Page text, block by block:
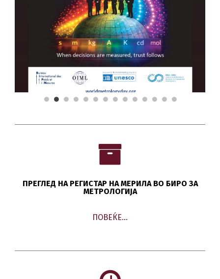
Повеќе
ПРЕГЛЕД НА РЕГИСТАР НА МЕРИЛА ВО БИРО ЗА
МЕТРОЛОГИЈА
ПОВЕЌЕ…